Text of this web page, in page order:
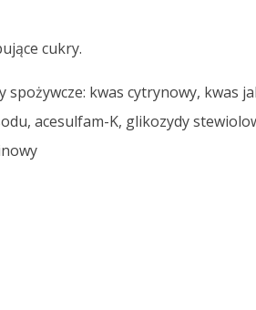
cukry.
kwas cytrynowy, kwas
acesulfam-K, glikozydy